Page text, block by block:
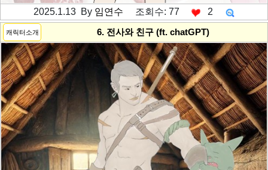
2025.1.13 By 임연수 조회수: 77 2
캐릭터소개 6. 전사와 친구 (ft. chatGPT)